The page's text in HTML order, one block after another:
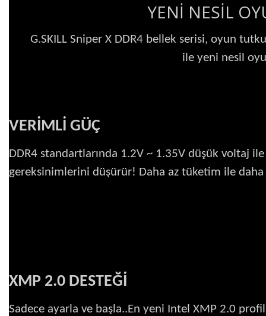
YENİ NESİL
G.SKILL Sniper X DDR4 bellek serisi, oyun
ile yeni nesil
VERİMLİ GÜÇ
DDR4 standartlarında 1.2V ~ 1.35V düşük voltaj
gereksinimlerini düşürür! Daha az tüketim ile
XMP 2.0 DESTEĞİ
Sadece ayarla ve başla..En yeni Intel XMP 2.0